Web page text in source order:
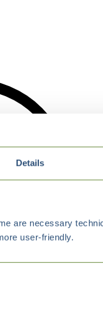
Details
are necessary
user-friendly.